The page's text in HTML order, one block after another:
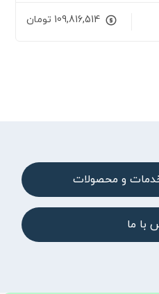
109,816,514 تومان
و محصولات
با ما